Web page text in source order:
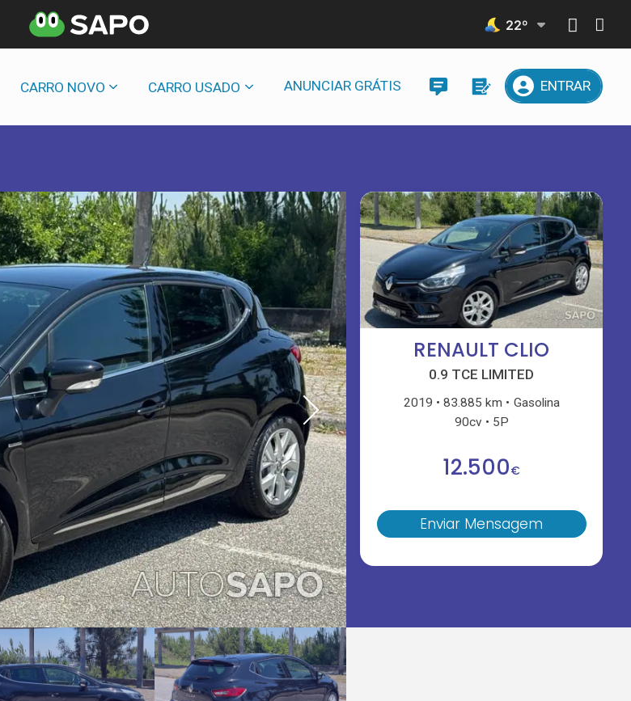
22º
CARRO NOVO CARRO USADO ANUNCIAR GRÁTIS ENTRAR
RENAULT CLIO
0.9 TCE LIMITED
2019 83.885 km
Gasolina
90cv
5P
12.500€
Enviar Mensagem